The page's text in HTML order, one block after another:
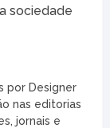
sociedade
por Designer
nas editorias
jornais e